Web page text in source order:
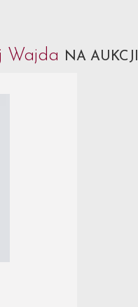
Wajda NA AUKCJI